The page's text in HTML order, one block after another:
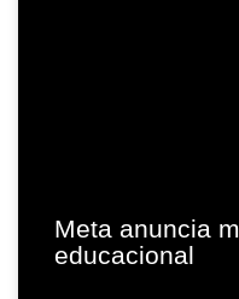
Meta anuncia
educacional